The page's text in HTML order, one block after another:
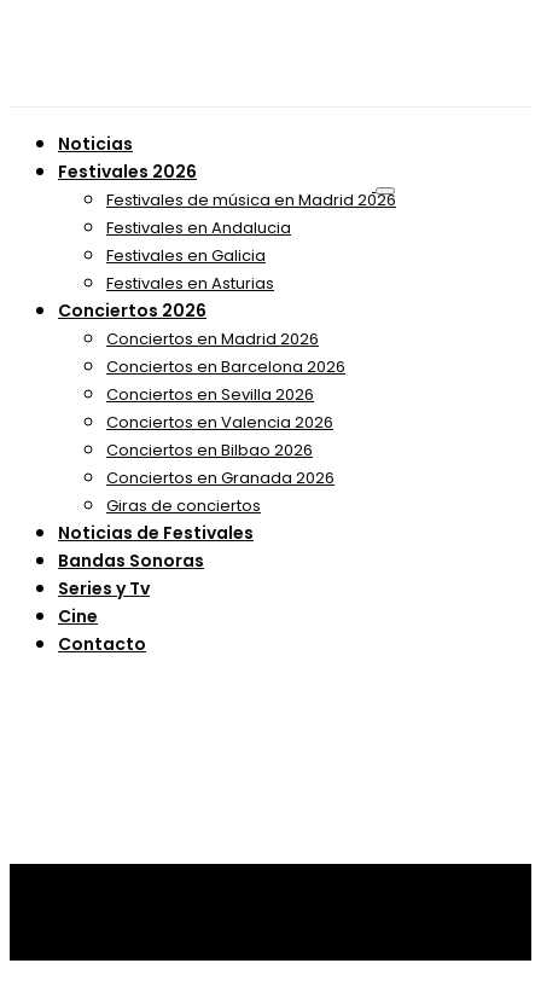
Noticias
Festivales 2026
Festivales de música en Madrid 2026
Festivales en Andalucia
Festivales en Galicia
Festivales en Asturias
Conciertos 2026
Conciertos en Madrid 2026
Conciertos en Barcelona 2026
Conciertos en Sevilla 2026
Conciertos en Valencia 2026
Conciertos en Bilbao 2026
Conciertos en Granada 2026
Giras de conciertos
Noticias de Festivales
Bandas Sonoras
Series y Tv
Cine
Contacto